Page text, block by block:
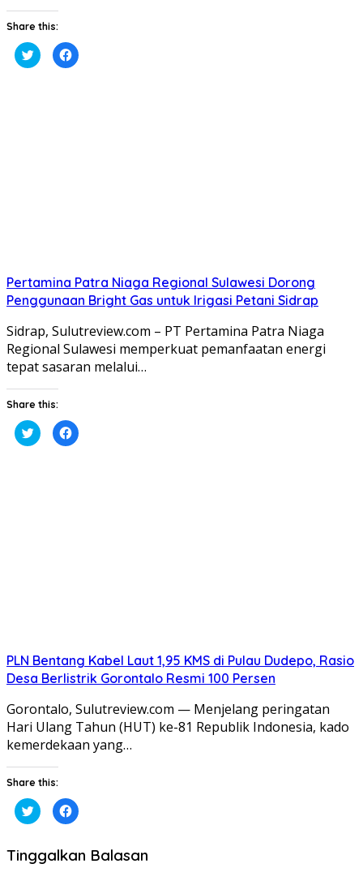
Share this:
Klik
untuk
berbagi
Klik
untuk
Pertamina Patra Niaga Regional Sulawesi Dorong
Penggunaan Bright Gas untuk Irigasi Petani Sidrap
Sidrap, Sulutreview.com – PT Pertamina Patra Niaga
Regional Sulawesi memperkuat pemanfaatan energi
tepat sasaran melalui…
Share this:
Klik
untuk
berbagi
Klik
untuk
PLN Bentang Kabel Laut 1,95 KMS di Pulau Dudepo, Rasio
Desa Berlistrik Gorontalo Resmi 100 Persen
Gorontalo, Sulutreview.com — Menjelang peringatan
Hari Ulang Tahun (HUT) ke-81 Republik Indonesia, kado
kemerdekaan yang…
Share this:
Klik
untuk
berbagi
Twitter(Membuka
di
jendela
Klik
untuk
Facebook(Membuka
di
Tinggalkan Balasan